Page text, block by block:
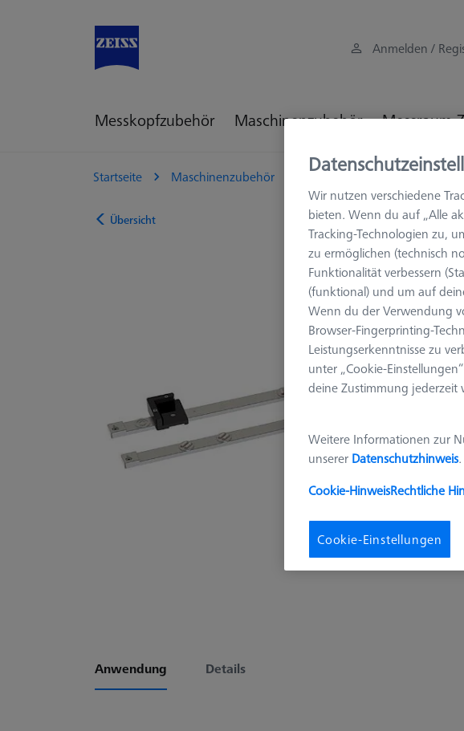
Anmelden /
Messkopfzubehör Maschinenzubehör Messraum-
Startseite Maschinenzubehör KMG Zubehör
Übersicht
Anwendung Details
Wir nutzen verschiedene
bieten. Wenn du auf „Alle
Tracking-Technologien zu,
zu ermöglichen (technisch
Funktionalität verbessern
(funktional) und um auf
Wenn du der Verwendung
Browser-Fingerprinting-
Leistungserkenntnisse zu
unter „Cookie-
deine Zustimmung jederzeit
Weitere Informationen zur
unserer Datenschutzhinweis.
Cookie-HinweisRechtliche
Cookie-Einstellungen